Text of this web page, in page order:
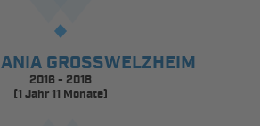
GROSSWELZHEIM
2016 - 2018
(1 Jahr 11 Monate)